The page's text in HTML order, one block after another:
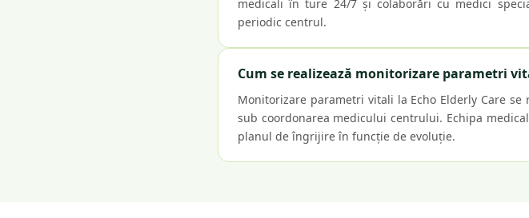
medicali în ture 24/7 și colaborări cu medici
periodic centrul.
Cum se realizează monitorizare parametri
Monitorizare parametri vitali la Echo Elderly Care
sub coordonarea medicului centrului. Echipa
planul de îngrijire în funcție de evoluție.